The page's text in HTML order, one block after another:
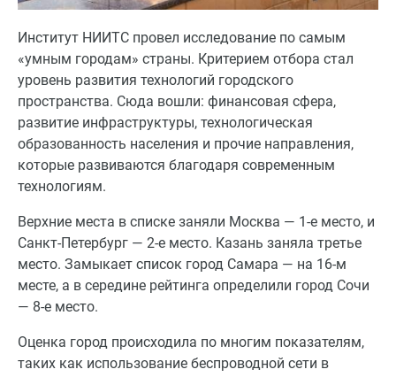
Институт НИИТС провел исследование по самым
«умным городам» страны. Критерием отбора стал
уровень развития технологий городского
пространства. Сюда вошли: финансовая сфера,
развитие инфраструктуры, технологическая
образованность населения и прочие направления,
которые развиваются благодаря современным
технологиям.
Верхние места в списке заняли Москва — 1-е место, и
Санкт-Петербург — 2-е место. Казань заняла третье
место. Замыкает список город Самара — на 16-м
месте, а в середине рейтинга определили город Сочи
— 8-е место.
Оценка город происходила по многим показателям,
таких как использование беспроводной сети в